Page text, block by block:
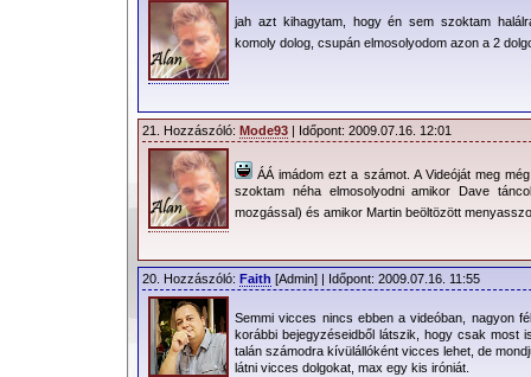
jah azt kihagytam, hogy én sem szoktam
komoly dolog, csupán elmosolyodom azon a 2
21. Hozzászóló: Mode93 | Időpont: 2009.07.16. 12:01
ÁÁ imádom ezt a számot. A Videóját meg
szoktam néha elmosolyodni amikor Dave
mozgással) és amikor Martin beöltözött
20. Hozzászóló: Faith [Admin] | Időpont: 2009.07.16. 11:55
Semmi vicces nincs ebben a videóban, nagyon
korábbi bejegyzéseidből látszik, hogy csak most
talán számodra kívülállóként vicces lehet, de
látni vicces dolgokat, max egy kis iróniát.